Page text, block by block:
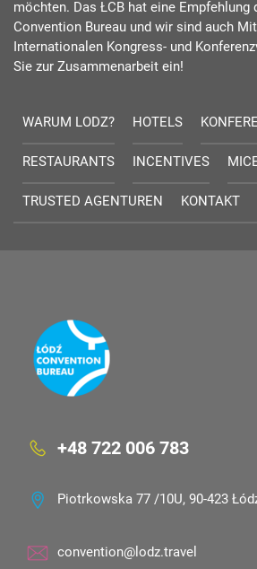
möchten. Das ŁCB hat eine Empfehlung
Convention Bureau und wir sind auch
Internationalen Kongress- und
Sie zur Zusammenarbeit ein!
WARUM LODZ? HOTELS
RESTAURANTS INCENTIVES
TRUSTED AGENTUREN KONTAKT
+48 722 006 783
Piotrkowska 77 /10U, 90-423
convention@lodz.travel